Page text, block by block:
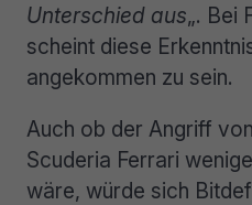
Unterschied aus„. Bei
scheint diese
angekommen zu sein.
Auch ob der Angriff
Scuderia Ferrari
wäre, würde sich